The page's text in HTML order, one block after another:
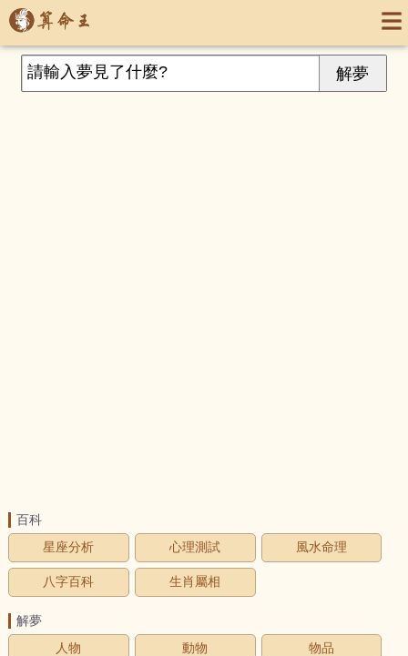
百科
星座分析
心理測試 風水命理
八字百科 生肖屬相
解夢
人物
動物 物品